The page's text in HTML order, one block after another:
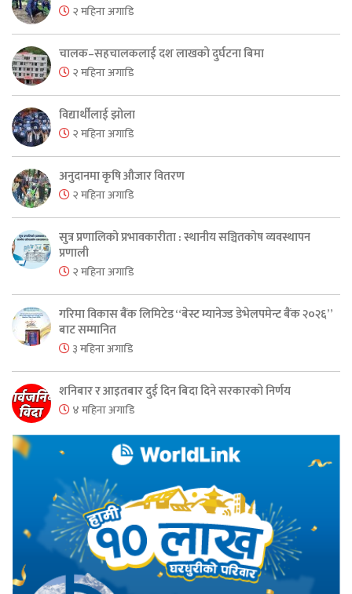
२ महिना अगाडि
चालक–सहचालकलाई दश लाखको दुर्घटना बिमा
२ महिना अगाडि
विद्यार्थीलाई झोला
२ महिना अगाडि
अनुदानमा कृषि औजार वितरण
२ महिना अगाडि
सुत्र प्रणालिको प्रभावकारीता : स्थानीय सञ्चितकोष व्यवस्थापन
प्रणाली
२ महिना अगाडि
गरिमा विकास बैंक लिमिटेड “बेस्ट म्यानेज्ड डेभेलपमेन्ट बैंक २०२६”
बाट सम्मानित
३ महिना अगाडि
शनिबार र आइतबार दुई दिन बिदा दिने सरकारको निर्णय
४ महिना अगाडि